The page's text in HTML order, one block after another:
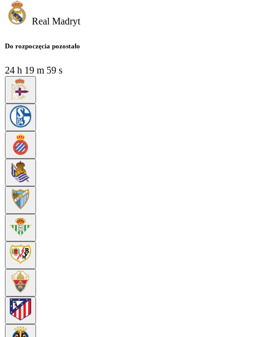
Real Madryt
Do rozpoczęcia pozostało
24 h 19 m 58 s